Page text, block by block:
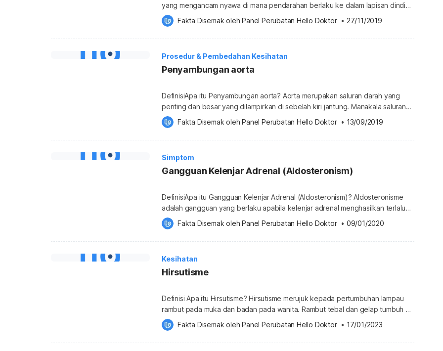
yang mengancam nyawa di mana pendarahan berlaku ke dalam lapisan dinding
aorta dan menjadikan aorta sentiasa tertarik. Aorta adalah arteri yang terbesar
dan membawa darah dari jantung. Ia dibahagikan ke dalam aorta menaik,
gerbang aorta penyambung, dan aorta menurun. Bergantung kepada di mana
Fakta Disemak oleh Panel Perubatan Hello Doktor • 27/11/2019
Prosedur & Pembedahan Kesihatan
Penyambungan aorta
DefinisiApa itu Penyambungan aorta? Aorta merupakan saluran darah yang
penting dan besar yang dilampirkan di sebelah kiri jantung. Manakala saluran
darah yang lain bersaiz sederhana daripada aorta. Mereka menyalurkan darah
dan oksigen ke seluruh tubuh badan. Penyambungan adalah penyempitan
aorta yang tidak normal, selalunya pada bahagian yang hanya melepasi tempat
Fakta Disemak oleh Panel Perubatan Hello Doktor • 13/09/2019
Simptom
Gangguan Kelenjar Adrenal (Aldosteronism)
DefinisiApa itu Gangguan Kelenjar Adrenal (Aldosteronism)? Aldosteronisme
adalah gangguan yang berlaku apabila kelenjar adrenal menghasilkan terlalu
banyak hormon aldosterone ke dalam darah. Kelenjar adrenal adalah dimana
hormon aldosterone dihasilkan, ini membantu untuk mengimbangi natrium dan
kalium dalam darah. aldosteronisme boleh mengurangkan tahap kalium dan
tinggi. Apakah kebarangkalian […]
Fakta Disemak oleh Panel Perubatan Hello Doktor • 09/01/2020
Kesihatan
Hirsutisme
Definisi Apa itu Hirsutisme? Hirsutisme merujuk kepada pertumbuhan lampau
rambut pada muka dan badan pada wanita. Rambut tebal dan gelap tumbuh di
kawasan yang mana lelaki mempunyai rambut seperti atas bibir, dagu dan
jambang. Apakah kebarangkalian Hirsutisme? Hirsutisme adalah perkara biasa;
5% hingga 10% wanita mengalami hirsutisme. Ia biasanya tidak berbahaya atau
Fakta Disemak oleh Panel Perubatan Hello Doktor • 17/01/2023